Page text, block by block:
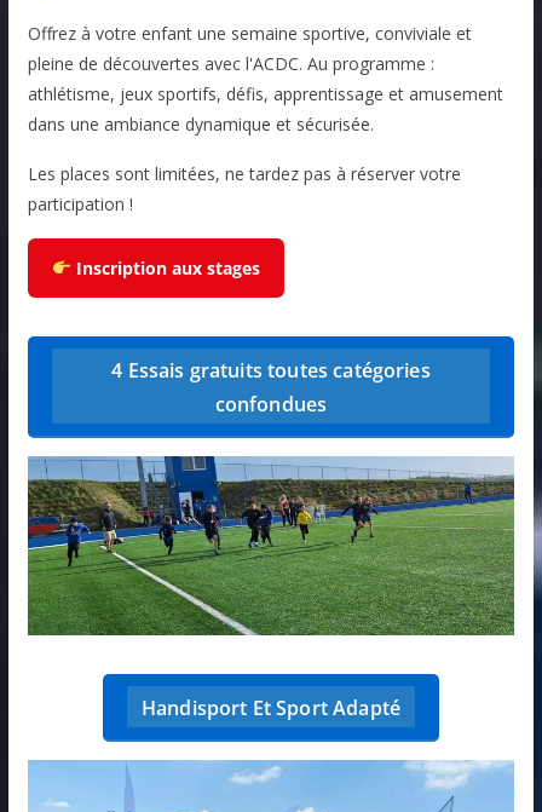
Offrez à votre enfant une semaine sportive, conviviale et
pleine de découvertes avec l'ACDC. Au programme :
athlétisme, jeux sportifs, défis, apprentissage et amusement
dans une ambiance dynamique et sécurisée.
Les places sont limitées, ne tardez pas à réserver votre
participation !
Inscription aux stages
4 Essais gratuits toutes catégories
confondues
Handisport Et Sport Adapté